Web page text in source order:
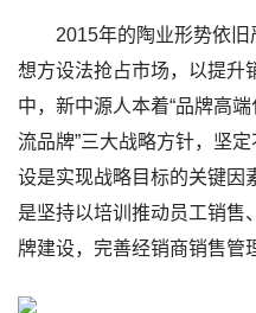
2015年的陶业形势依旧
想方设法抢占市场，以提升
中，新中源人本着“品牌高
流品牌”三大战略方针，坚
设是实现战略目标的关键因
是坚持以培训推动员工销售
牌建设，完善经销商销售管